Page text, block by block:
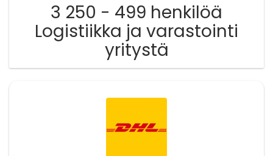
3 250 - 499 henkilöä
Logistiikka ja varastointi
yritystä